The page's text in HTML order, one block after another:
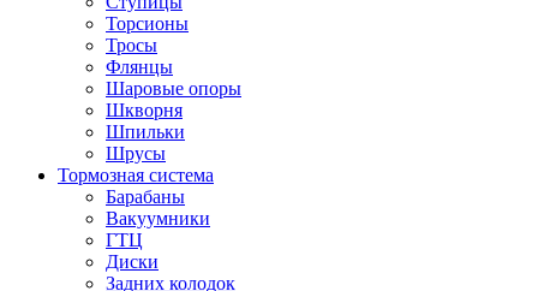
Торсионы
Тросы
Флянцы
Шаровые опоры
Шкворня
Шпильки
Шрусы
Тормозная система
Барабаны
Вакуумники
ГТЦ
Диски
Задних колодок